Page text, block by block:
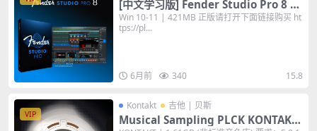
[中文学习版] Fender Studio Pro 8 v
8.0.0 [WiN] DAW宿主编曲软件 数字音
频工作站
Win 10-11 | 421MB 正版请打开下面链接购买 ht
tps://pl...
6月前 340 15.8
VIP
Kontakt 吉他 | 贝斯
Musical Sampling PLCK KONTAKT